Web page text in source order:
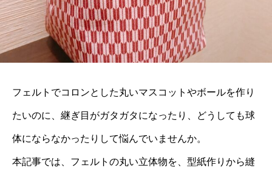
フェルトでコロンとした丸いマスコットやボールを作り
たいのに、継ぎ目がガタガタになったり、どうしても球
体にならなかったりして悩んでいませんか。
本記事では、フェルトの丸い立体物を、型紙作りから縫